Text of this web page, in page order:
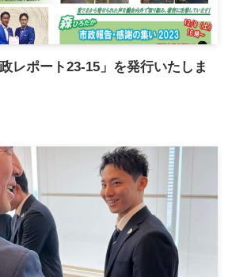
レポート23-15」を発行いたしま